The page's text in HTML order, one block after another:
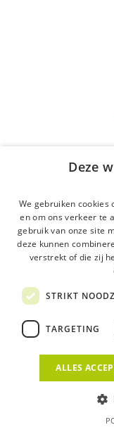
Deze
We gebruiken
en om ons verkeer te
gebruik van onze site
deze kunnen
verstrekt of die zij
STRIKT
TARGETING
ALLES